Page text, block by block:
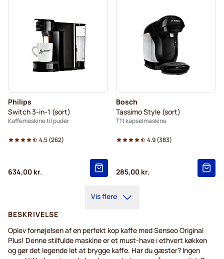
Philips
Switch 3-in-1 (sort)
Kaffemaskine til puder
4.5(262)
634,00 kr.
Bosch
Tassimo Style (sort)
T11 kapselmaskine
4.9(383)
285,00 kr.
Vis flere
BESKRIVELSE
Oplev fornøjelsen af en perfekt kop kaffe med Senseo Original
Plus! Denne stilfulde maskine er et must-have i ethvert køkken
og gør det legende let at brygge kaffe. Har du gæster? Ingen